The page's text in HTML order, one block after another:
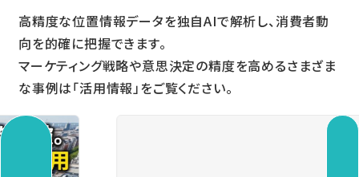
高精度な位置情報データを独自AIで解析し、消費者動
向を的確に把握できます。
マーケティング戦略や意思決定の精度を高めるさまざま
な事例は「活用情報」をご覧ください。